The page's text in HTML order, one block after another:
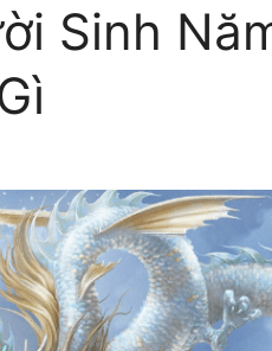
Sinh